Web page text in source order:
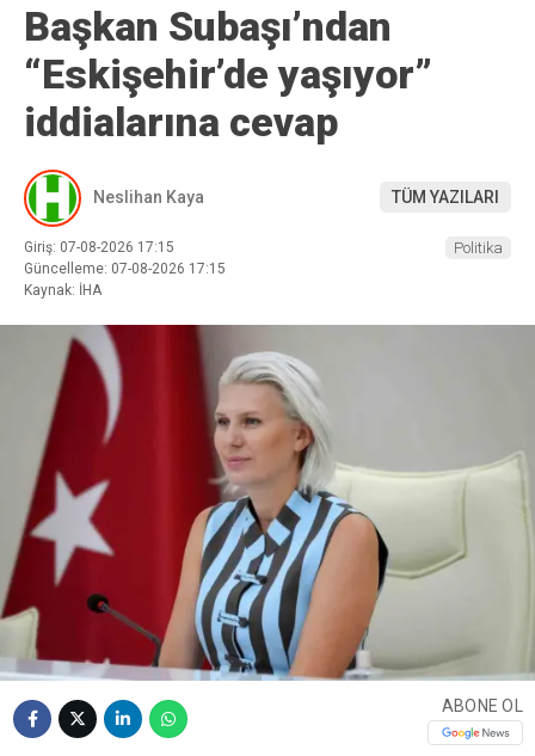
Başkan Subaşı’ndan
“Eskişehir’de yaşıyor”
iddialarına cevap
Neslihan Kaya TÜM YAZILARI
Giriş: 07-08-2026 17:15
Güncelleme: 07-08-2026 17:15
Kaynak: İHA
Politika
ABONE OL